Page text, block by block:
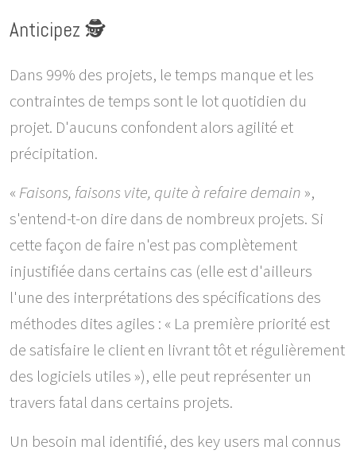
Anticipez 🕵
Dans 99% des projets, le temps manque et les
contraintes de temps sont le lot quotidien du
projet. D'aucuns confondent alors agilité et
précipitation.
« Faisons, faisons vite, quite à refaire demain »,
s'entend-t-on dire dans de nombreux projets. Si
cette façon de faire n'est pas complètement
injustifiée dans certains cas (elle est d'ailleurs
l'une des interprétations des spécifications des
méthodes dites agiles : « La première priorité est
de satisfaire le client en livrant tôt et régulièrement
des logiciels utiles »), elle peut représenter un
travers fatal dans certains projets.
Un besoin mal identifié, des key users mal connus